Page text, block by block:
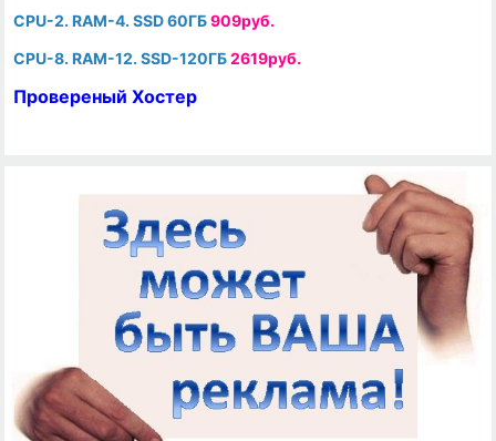
CPU-2. RAM-4. SSD 60ГБ909руб.
CPU-8. RAM-12. SSD-120ГБ2619руб.
Провереный Хостер